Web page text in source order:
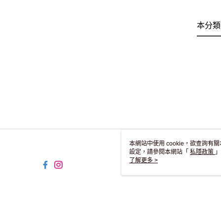
本分
本網站中使用 cookie，欲查詢有
設定，請參閱本網站「 私隱政策
用 cookie。
了解更多 >